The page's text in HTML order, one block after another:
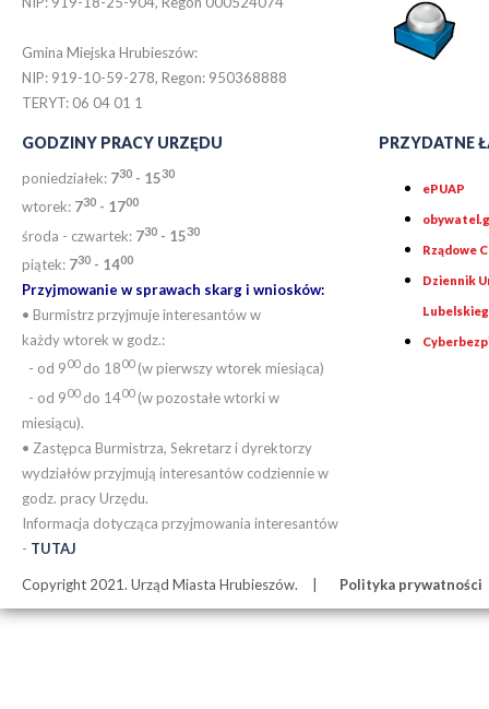
Gmina Miejska Hrubieszów:
NIP: 919-10-59-278, Regon: 950368888
TERYT: 06 04 01 1
GODZINY PRACY URZĘDU
poniedziałek: 730 - 1530
wtorek: 730 - 1700
środa - czwartek: 730 - 1530
piątek: 730 - 1400
Przyjmowanie w sprawach skarg i wniosków:
• Burmistrz przyjmuje interesantów w
każdy wtorek w godz.:
- od 900do 1800(w pierwszy wtorek miesiąca)
- od 900do 1400(w pozostałe wtorki w
miesiącu).
• Zastępca Burmistrza, Sekretarz i dyrektorzy
wydziałów przyjmują interesantów codziennie w
godz. pracy Urzędu.
Informacja dotycząca przyjmowania interesantów
- TUTAJ
PRZYDATNE
ePUAP
Rządowe
Dziennik
Copyright 2021. Urząd Miasta Hrubieszów. Polityka prywatności